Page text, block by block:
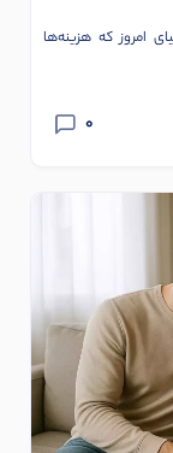
امروز که هزینه‌ها
0